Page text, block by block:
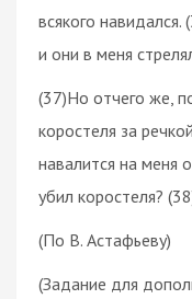
всякого
и они в меня
(37)Но отчего же,
коростеля за
навалится на меня
убил коростеля?
(По В. Астафьеву)
(Задание для